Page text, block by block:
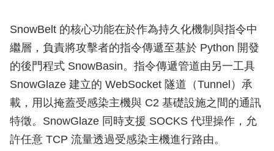
SnowBelt 的核心功能在於作為持久化機制與指令中
繼層，負責將攻擊者的指令傳遞至基於 Python 開發
的後門程式 SnowBasin。指令傳遞管道由另一工具
SnowGlaze 建立的 WebSocket 隧道（Tunnel）承
載，用以掩蓋受感染主機與 C2 基礎設施之間的通訊
特徵。SnowGlaze 同時支援 SOCKS 代理操作，允
許任意 TCP 流量透過受感染主機進行路由。